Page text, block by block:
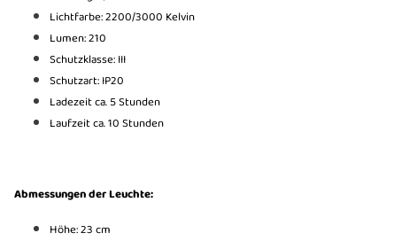
Lichtfarbe: 2200/3000 Kelvin
Lumen: 210
Schutzklasse: III
Schutzart: IP20
Ladezeit ca. 5 Stunden
Laufzeit ca. 10 Stunden
Abmessungen der Leuchte:
Höhe: 23 cm